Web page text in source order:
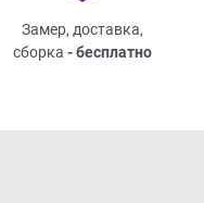
Замер, доставка,
сборка - бесплатно